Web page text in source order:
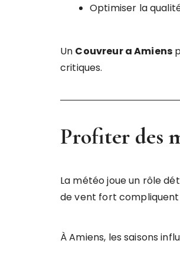
Optimiser la
Un Couvreur a Amiens
critiques.
Profiter des
La météo joue un rôle
de vent fort
À Amiens, les saisons